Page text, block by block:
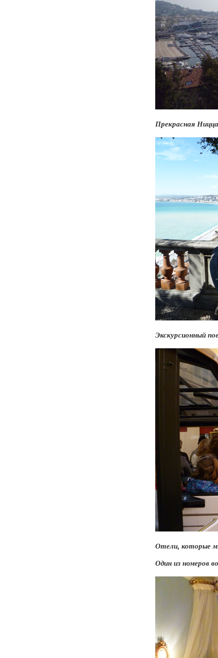
Прекрасная
Экскурсионный
Отели, которые
Один из номеров